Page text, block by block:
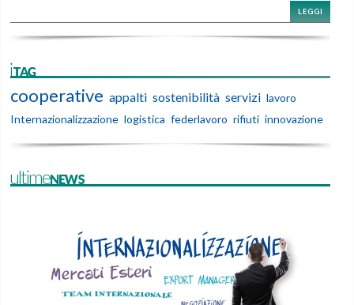
LEGGI
iTAG
cooperative appalti sostenibilità servizi lavoro
Internazionalizzazione logistica federlavoro rifiuti innovazione
ultimeNEWS